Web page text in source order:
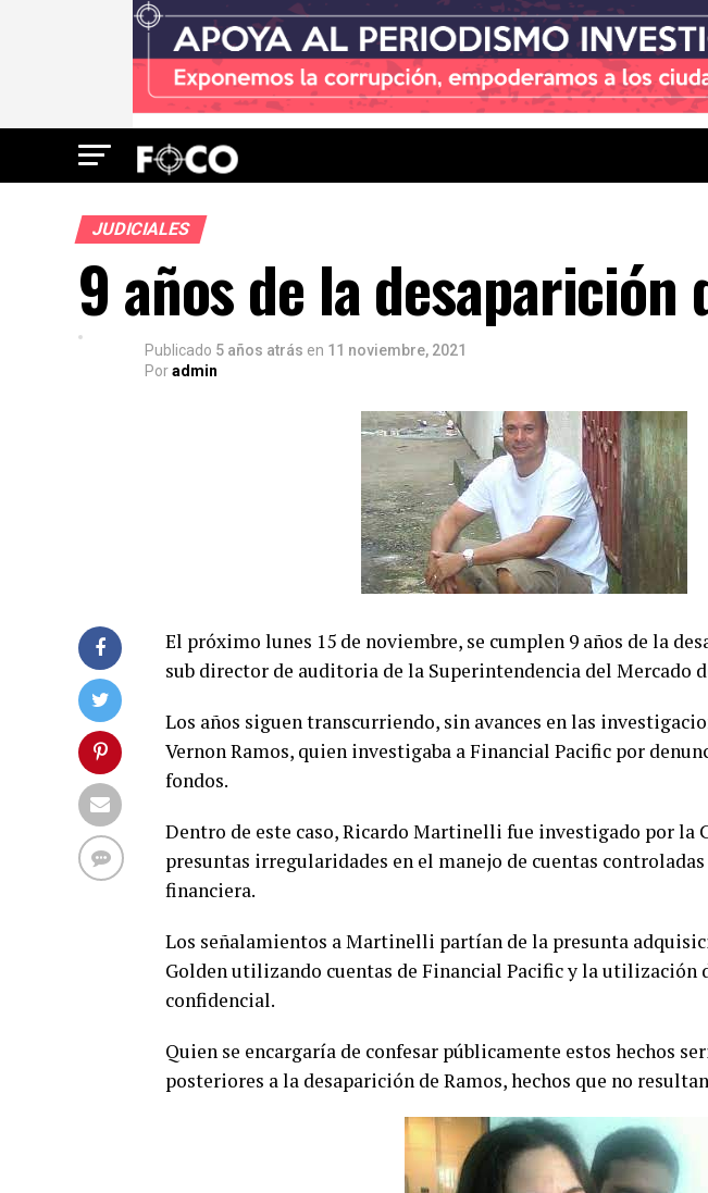
JUDICIALES
9 años de la desaparición
Publicado 5 años atrás en 11 noviembre, 2021
Poradmin
El próximo lunes 15 de noviembre, se cumplen 9 años de la
sub director de auditoria de la Superintendencia del Mercado
Los años siguen transcurriendo, sin avances en las
Vernon Ramos, quien investigaba a Financial Pacific por
fondos.
Dentro de este caso, Ricardo Martinelli fue investigado por la
presuntas irregularidades en el manejo de cuentas
financiera.
Los señalamientos a Martinelli partían de la presunta
Golden utilizando cuentas de Financial Pacific y la
confidencial.
Quien se encargaría de confesar públicamente estos hechos
posteriores a la desaparición de Ramos, hechos que no